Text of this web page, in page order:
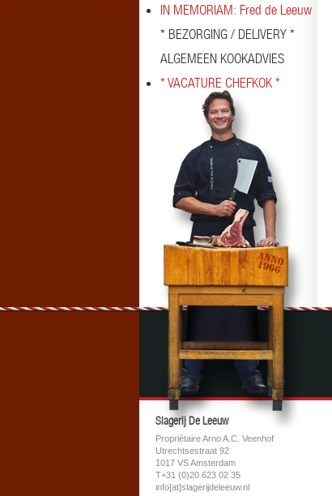
IN MEMORIAM: Fred de Leeuw
* BEZORGING / DELIVERY *
ALGEMEEN KOOKADVIES
* VACATURE CHEFKOK *
Slagerij De Leeuw
Propriétaire Arno A.C. Veenhof
Utrechtsestraat 92
1017 VS Amsterdam
T+31 (0)20 623 02 35
info[at]slagerijdeleeuw.nl